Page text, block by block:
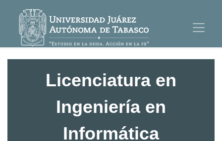
Licenciatura en
Ingeniería en
Informática